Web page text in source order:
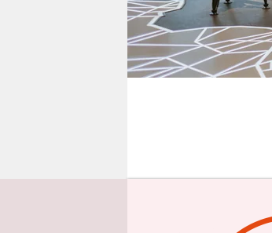
unterstützen
abo
genossenschaft